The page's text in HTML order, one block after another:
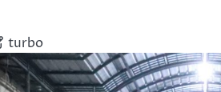
turbo